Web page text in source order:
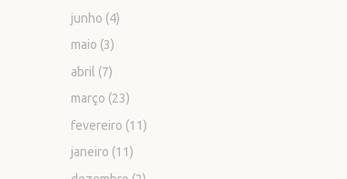
junho (4)
maio (3)
abril (7)
março (23)
fevereiro (11)
janeiro (11)